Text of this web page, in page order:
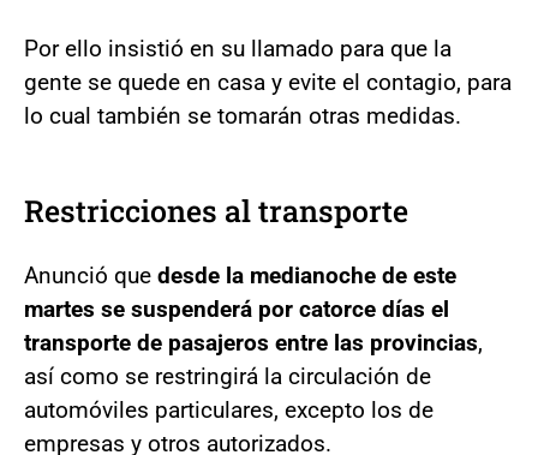
Por ello insistió en su llamado para que la
gente se quede en casa y evite el contagio, para
lo cual también se tomarán otras medidas.
Restricciones al transporte
Anunció que desde la medianoche de este
martes se suspenderá por catorce días el
transporte de pasajeros entre las provincias,
así como se restringirá la circulación de
automóviles particulares, excepto los de
empresas y otros autorizados.